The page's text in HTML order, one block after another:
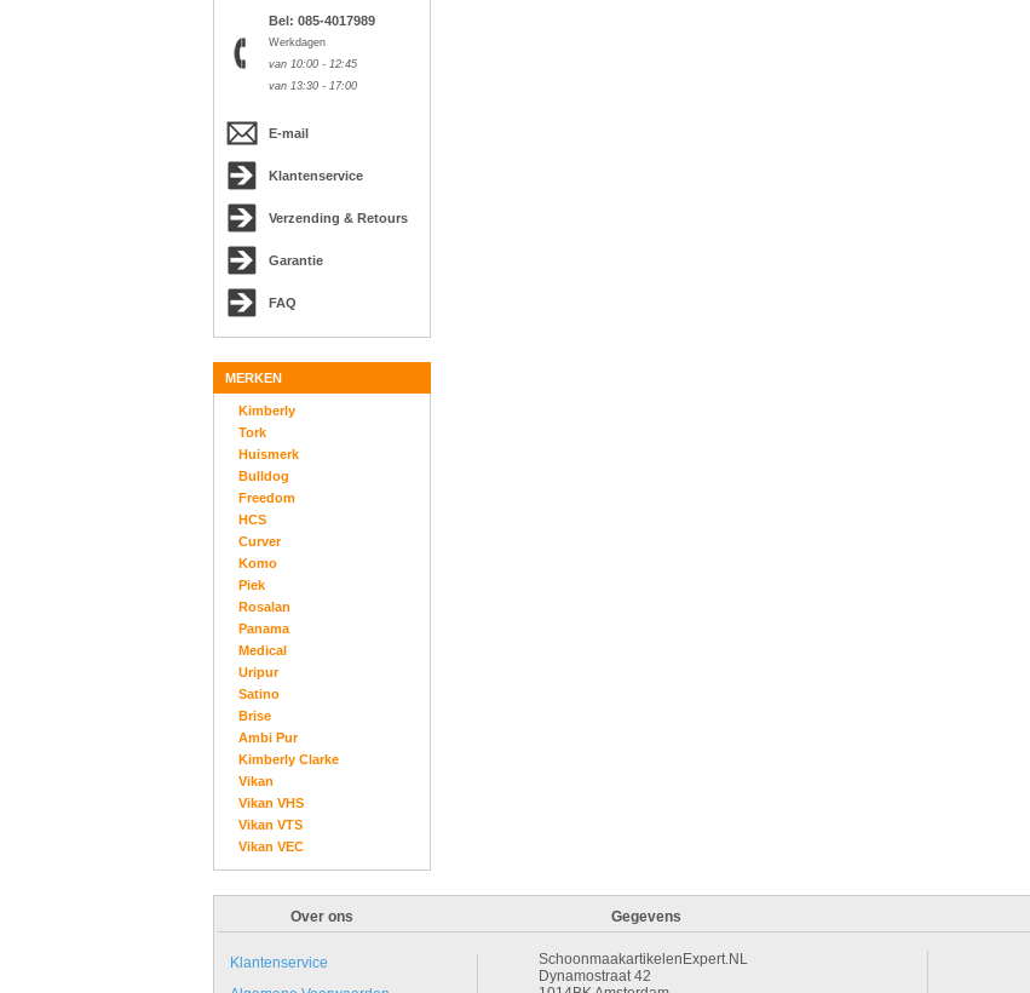
Bel: 085-4017989
Werkdagen
van 10:00 - 12:45
van 13:30 - 17:00
E-mail
Klantenservice
Verzending & Retours
Garantie
FAQ
MERKEN
Kimberly
Tork
Huismerk
Bulldog
Freedom
HCS
Curver
Komo
Piek
Rosalan
Panama
Medical
Uripur
Satino
Brise
Ambi Pur
Kimberly Clarke
Vikan
Vikan VHS
Vikan VTS
Vikan VEC
Over ons Gegevens
Klantenservice
SchoonmaakartikelenExpert.NL
Dynamostraat 42